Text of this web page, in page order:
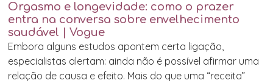
Orgasmo e longevidade: como o prazer
entra na conversa sobre envelhecimento
saudável | Vogue
Embora alguns estudos apontem certa ligação,
especialistas alertam: ainda não é possível afirmar uma
relação de causa e efeito. Mais do que uma “receita”